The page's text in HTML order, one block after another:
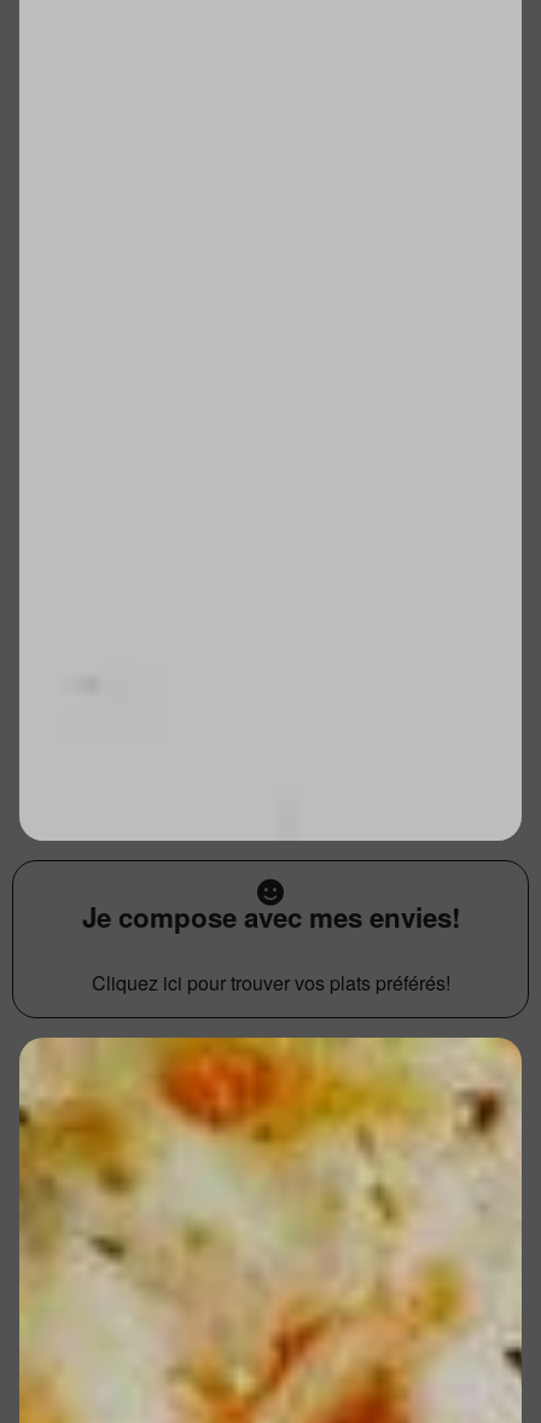
Je compose avec mes envies!
Cliquez ici pour trouver vos plats préférés!